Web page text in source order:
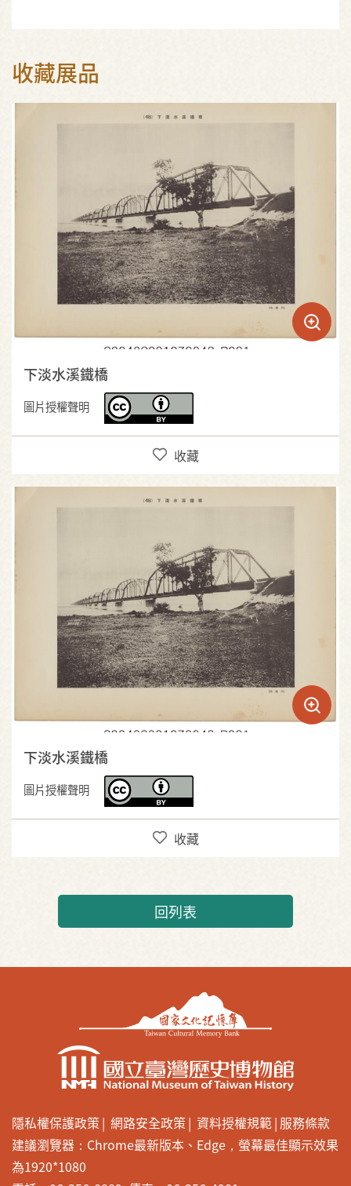
收藏展品
下淡水溪鐵橋
圖片授權聲明
收藏
下淡水溪鐵橋
圖片授權聲明
收藏
回列表
隱私權保護政策 網路安全政策 資料授權規範 服務條款
建議瀏覽器：Chrome最新版本、Edge，螢幕最佳顯示效果
為1920*1080